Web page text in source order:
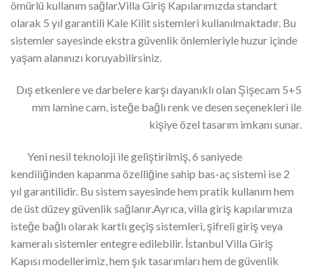
ömürlü kullanım sağlar.Villa Giriş Kapılarımızda standart
olarak 5 yıl garantili Kale Kilit sistemleri kullanılmaktadır. Bu
sistemler sayesinde ekstra güvenlik önlemleriyle huzur içinde
yaşam alanınızı koruyabilirsiniz.
Dış etkenlere ve darbelere karşı dayanıklı olan Şişecam 5+5
mm lamine cam, isteğe bağlı renk ve desen seçenekleri ile
kişiye özel tasarım imkanı sunar.
Yeni nesil teknoloji ile geliştirilmiş, 6 saniyede
kendiliğinden kapanma özelliğine sahip bas-aç sistemi ise 2
yıl garantilidir. Bu sistem sayesinde hem pratik kullanım hem
de üst düzey güvenlik sağlanır.Ayrıca, villa giriş kapılarımıza
isteğe bağlı olarak kartlı geçiş sistemleri, şifreli giriş veya
kameralı sistemler entegre edilebilir. İstanbul Villa Giriş
Kapısı modellerimiz, hem şık tasarımları hem de güvenlik